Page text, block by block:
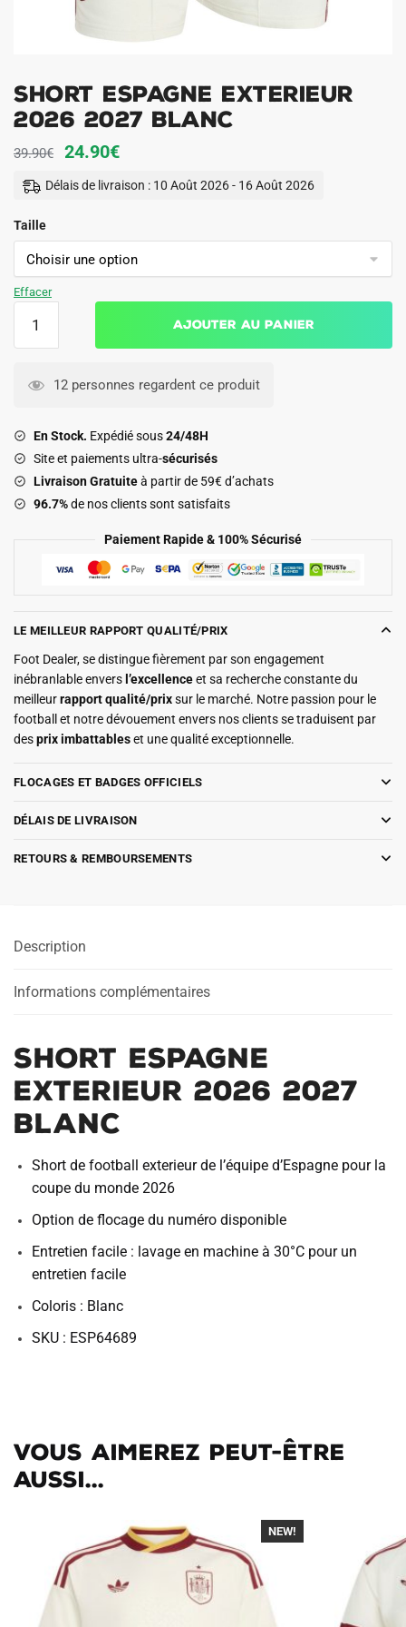
Short Espagne Exterieur
2026 2027 Blanc
39.90€
Le
prix
39.90€.
24.90€Le
prix
24.90€.
Délais de livraison : 10 Août 2026 - 16 Août 2026
Taille
Effacer
Espagne
2027
Blanc
Ajouter au panier
12 personnes regardent ce produit
En Stock. Expédié sous24/48H
Site et paiements ultra-sécurisés
Livraison Gratuiteà partir de 59€ d’achats
96.7%de nos clients sont satisfaits
Paiement Rapide & 100% Sécurisé
LE MEILLEUR RAPPORT QUALITÉ/PRIX
Foot Dealer, se distingue fièrement par son engagement
inébranlable envers l’excellenceet sa recherche constante du
meilleurrapport qualité/prixsur le marché. Notre passion pour le
football et notre dévouement envers nos clients se traduisent par
desprix imbattableset une qualité exceptionnelle.
FLOCAGES ET BADGES OFFICIELS
DÉLAIS DE LIVRAISON
RETOURS & REMBOURSEMENTS
Description
Informations complémentaires
Short Espagne
Exterieur 2026 2027
Blanc
Short de football exterieur de l’équipe d’Espagne pour la
coupe du monde 2026
Option de flocage du numéro disponible
Entretien facile : lavage en machine à 30°C pour un
entretien facile
Coloris : Blanc
SKU : ESP64689
Vous aimerez peut-être
aussi...
-40%
NEW!